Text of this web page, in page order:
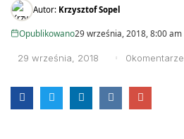
Autor: Krzysztof Sopel
Opublikowano29 września, 2018, 8:00 am
29 września, 2018 0komentarze